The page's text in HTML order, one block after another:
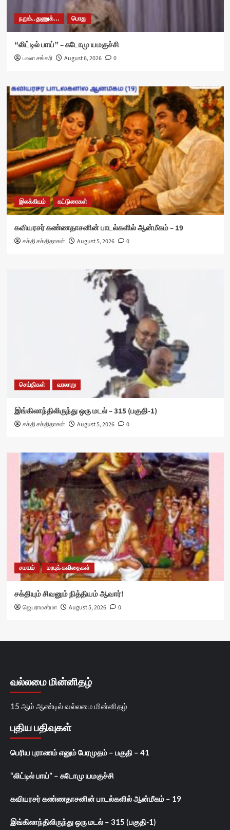
நறுக்..துணுக்... பொது
“லிட்டில் பாய்” – சுடோமு யமகுச்சி
பவள சங்கரி August 6, 2026 0
இலக்கியம் கட்டுரைகள்
கவியரசர் கண்ணதாசனின் பாடல்களில் ஆன்மீகம் – 19
சக்தி சக்திதாசன் August 5, 2026 0
செய்திகள் வரலாறு
இங்கிலாந்திலிருந்து ஒரு மடல் – 315 (பகுதி-1)
சக்தி சக்திதாசன் August 5, 2026 0
சமயம் மரபுக் கவிதைகள்
சக்தியும் சிவனும் நித்தியம் ஆவார்!
ஜெயராமசர்மா August 5, 2026 0
வல்லமை மின்னிதழ்
15 ஆம் ஆண்டில் வல்லமை மின்னிதழ்
புதிய பதிவுகள்
பெரிய புராணம் எனும் பேரமுதம் – பகுதி – 41
“லிட்டில் பாய்” – சுடோமு யமகுச்சி
கவியரசர் கண்ணதாசனின் பாடல்களில் ஆன்மீகம் – 19
இங்கிலாந்திலிருந்து ஒரு மடல் – 315 (பகுதி-1)